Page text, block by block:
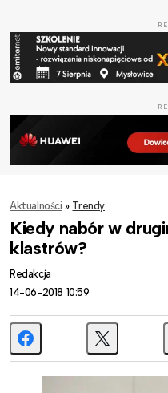
Aktualności » Trendy
Kiedy nabór w
klastrów?
Redakcja
14-06-2018 10:59